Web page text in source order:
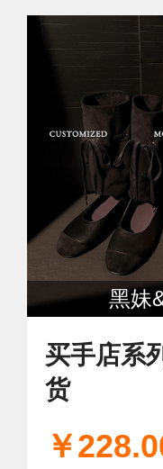
黑妹
买手店系
货
￥